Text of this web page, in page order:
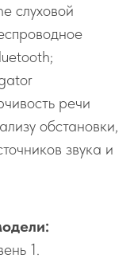
слуховой
речи
обстановки,
звука и
1.